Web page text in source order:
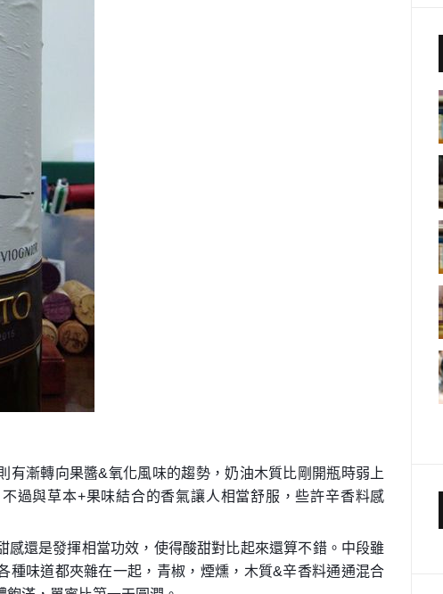
有漸轉向果醬&氧化風味的趨勢，奶油木質比剛開瓶時弱上
過與草本+果味結合的香氣讓人相當舒服，些許辛香料感
感還是發揮相當功效，使得酸甜對比起來還算不錯。中段雖
種味道都夾雜在一起，青椒，煙燻，木質&辛香料通通混合